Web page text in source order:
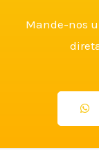
Mande-nos